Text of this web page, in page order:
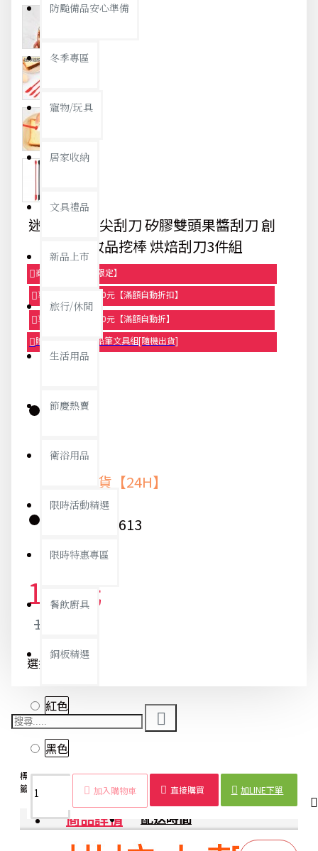
防颱備品安心準備
冬季專區
寵物/玩具
居家收納
文具禮品
新品上市
旅行/休閒
生活用品
節慶熱賣
衛浴用品
限時活動精選
限時特惠專區
餐飲廚具
銅板精選
迷你矽膠小尖刮刀 矽膠雙頭果醬刮刀 創
意化妝品挖棒 烘焙刮刀3件組
商品95折【今日限定】
享滿1000元折100元【滿額自動折扣】
享滿2000元折250元【滿額自動折】
贈品-滿899送色鉛筆文具組[隨機出貨]
快速出貨【24H】
9613
131元
138元
選擇款示-500
紅色
黑色
加入購物車 直接購買 加LINE下單
標
籤：
矽膠
小尖
刮刀
果醬
刮刀
化妝品
烘焙
刮刀
雙頭
迷你
刮刀
廚房
工具
商品詳情 配送時間